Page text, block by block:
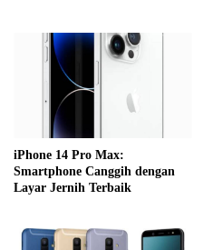
iPhone 14 Pro Max:
Smartphone Canggih dengan
Layar Jernih Terbaik